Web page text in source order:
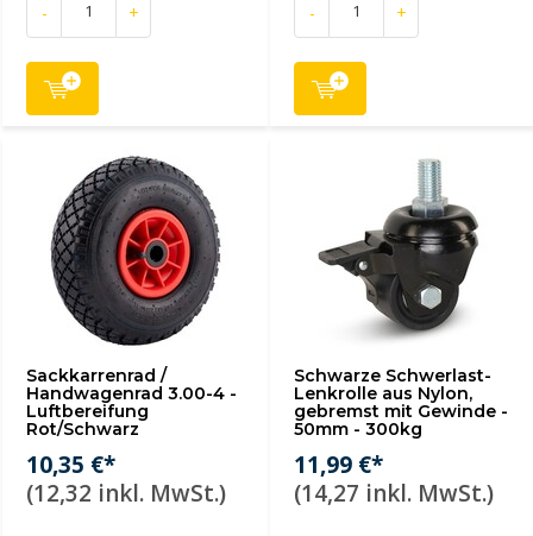
- + - +
Sackkarrenrad /
Handwagenrad 3.00-4 -
Luftbereifung
Rot/Schwarz
10,35 €*
(12,32 inkl. MwSt.)
Schwarze Schwerlast-
Lenkrolle aus Nylon,
gebremst mit Gewinde -
50mm - 300kg
11,99 €*
(14,27 inkl. MwSt.)